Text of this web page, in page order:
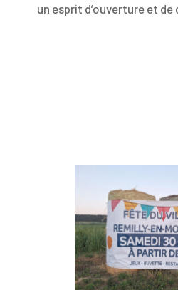
un esprit d’ouverture et de